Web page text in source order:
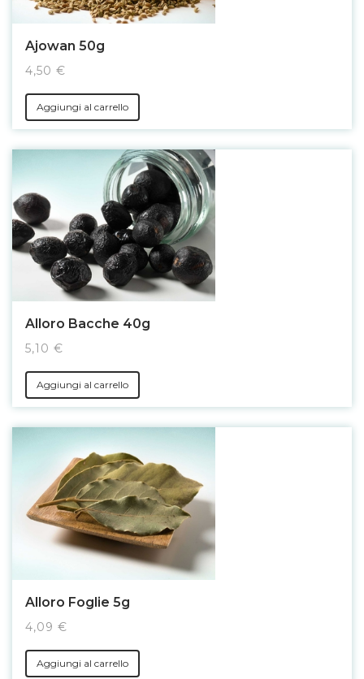
Ajowan 50g
4,50 €
Aggiungi al carrello
Alloro Bacche 40g
5,10 €
Aggiungi al carrello
Alloro Foglie 5g
4,09 €
Aggiungi al carrello